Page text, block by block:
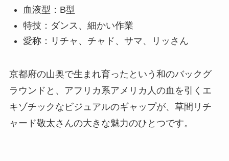
血液型：B型
特技：ダンス、細かい作業
愛称：リチャ、チャド、サマ、リッさん
京都府の山奥で生まれ育ったという和のバックグ
ラウンドと、アフリカ系アメリカ人の血を引くエ
キゾチックなビジュアルのギャップが、草間リチ
ャード敬太さんの大きな魅力のひとつです。